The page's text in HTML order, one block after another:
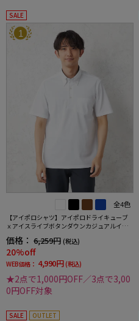
SALE
1
全4色
【アイポロシャツ】アイポロドライキューブ
ｘアイスライブボタンダウンカジュアルイン
夏
価格： 6,259円 (税込)
20%off
WEB価格： 4,990円 (税込)
★2点で1,000円OFF／3点で3,00
0円OFF対象
SALE OUTLET